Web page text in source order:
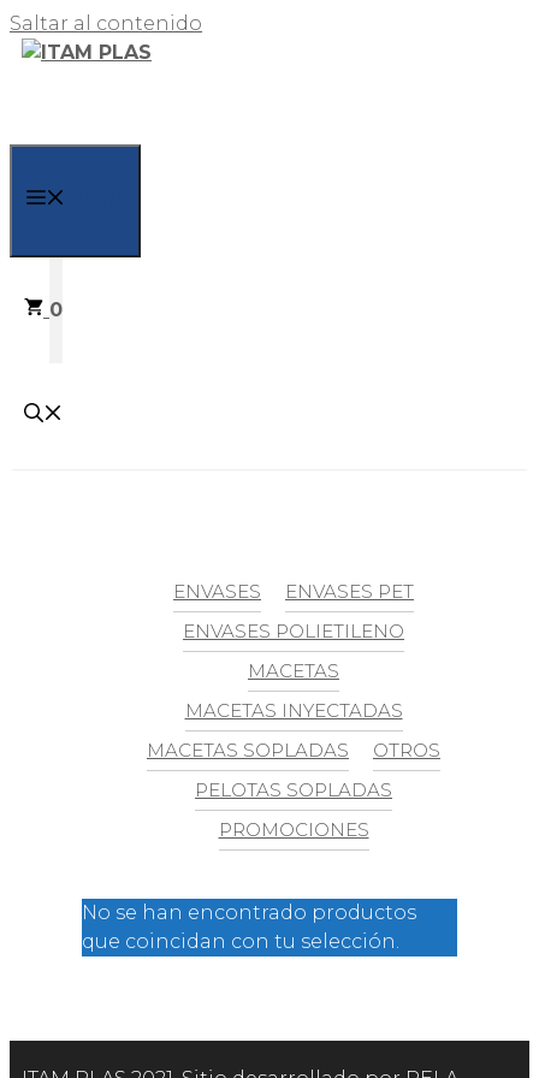
Saltar al contenido
0
ENVASES
ENVASES PET
ENVASES POLIETILENO
MACETAS
MACETAS INYECTADAS
MACETAS SOPLADAS
OTROS
PELOTAS SOPLADAS
PROMOCIONES
No se han encontrado productos
que coincidan con tu selección.